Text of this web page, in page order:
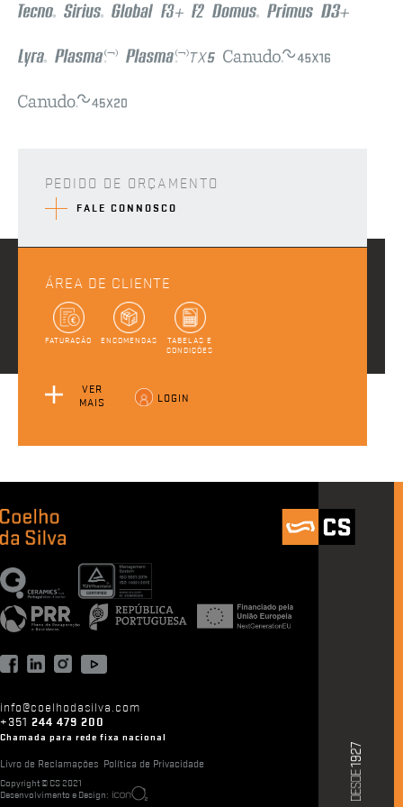
PEDIDO DE ORÇAMENTO
FALE CONNOSCO
ÁREA DE CLIENTE
FATURAÇÃO ENCOMENDAS
TABELAS E
CONDIÇÕES
VER
MAIS
LOGIN
info@coelhodasilva.com
+351 244 479 200
Chamada para rede fixa nacional
Livro de Reclamações Política de Privacidade
Copyright © CS 2021
Desenvolvimento e Design: